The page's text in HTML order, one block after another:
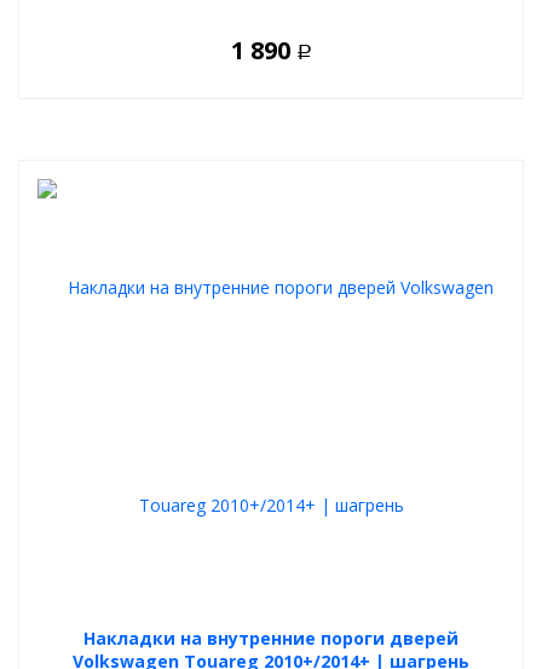
1 890 Р
Накладки на внутренние пороги дверей
Volkswagen Touareg 2010+/2014+ | шагрень